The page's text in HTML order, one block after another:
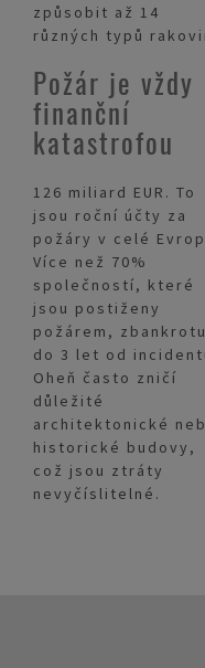
způsobit až 14
různých typů
Požár je vždy
finanční
katastrofou
126 miliard EUR. To
jsou roční účty za
požáry v celé
Více než 70%
společností, které
jsou postiženy
požárem,
do 3 let od
Oheň často zničí
důležité
architektonické
historické budovy,
což jsou ztráty
nevyčíslitelné.